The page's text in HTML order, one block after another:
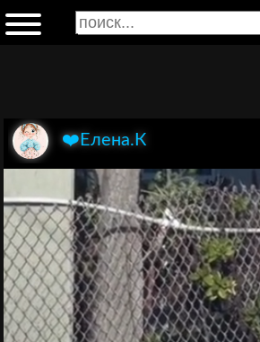
❤️Елена.К